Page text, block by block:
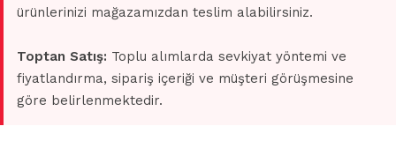
ürünlerinizi mağazamızdan teslim alabilirsiniz.
Toptan Satış: Toplu alımlarda sevkiyat yöntemi ve
fiyatlandırma, sipariş içeriği ve müşteri görüşmesine
göre belirlenmektedir.